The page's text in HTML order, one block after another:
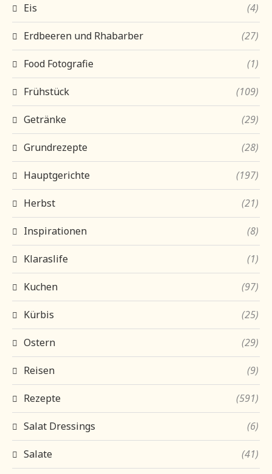
Eis (4)
Erdbeeren und Rhabarber (27)
Food Fotografie (1)
Frühstück (109)
Getränke (29)
Grundrezepte (28)
Hauptgerichte (197)
Herbst (21)
Inspirationen (8)
Klaraslife (1)
Kuchen (97)
Kürbis (25)
Ostern (29)
Reisen (9)
Rezepte (591)
Salat Dressings (6)
Salate (41)